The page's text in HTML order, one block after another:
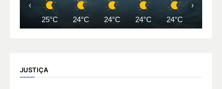
25°C 24°C 24°C 24°C 24°C
‹ ›
JUSTIÇA